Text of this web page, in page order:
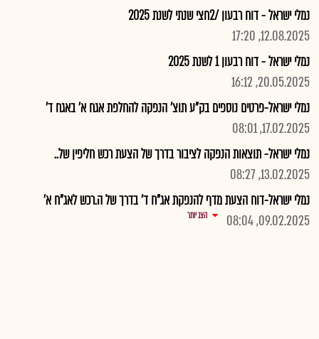
נמלי ישראל - דוח רבעון /2חצי שנתי לשנת 2025
12.08.2025, 17:20
נמלי ישראל - דוח רבעון 1 לשנת 2025
20.05.2025, 16:12
נמלי ישראל-פרטים נוספים בק"ע תוצ' הנפקה להחלפת אגח א' באגח ד'
17.02.2025, 08:01
נמלי ישראל- תוצאות הנפקה לציבור בדרך של הצעת רכש חליפין של..
13.02.2025, 08:27
נמלי ישראל-דוח הצעת מדף להנפקת אג"ח ד' בדרך של ה.רכש לאג"ח א'
09.02.2025, 08:04
הצג יותר